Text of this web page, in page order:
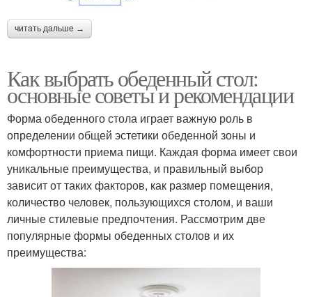
читать дальше →
Как выбрать обеденный стол:
основные советы и рекомендации
Форма обеденного стола играет важную роль в
определении общей эстетики обеденной зоны и
комфортности приема пищи. Каждая форма имеет свои
уникальные преимущества, и правильный выбор
зависит от таких факторов, как размер помещения,
количество человек, пользующихся столом, и ваши
личные стилевые предпочтения. Рассмотрим две
популярные формы обеденных столов и их
преимущества: